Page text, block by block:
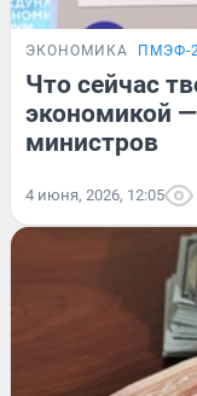
ЭКОНОМИКА ПМЭФ-
Что сейчас
экономикой
министров
4 июня, 2026, 12:05